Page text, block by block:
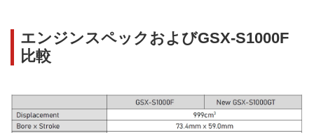
エンジンスペックおよびGSX-S1000F
比較